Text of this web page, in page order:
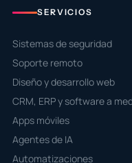
SERVICIOS
Sistemas de seguridad
Soporte remoto
Diseño y desarrollo web
CRM, ERP y software a
Apps móviles
Agentes de IA
Automatizaciones